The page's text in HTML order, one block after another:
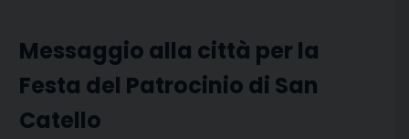
Messaggio alla città per la
Festa del Patrocinio di San
Catello